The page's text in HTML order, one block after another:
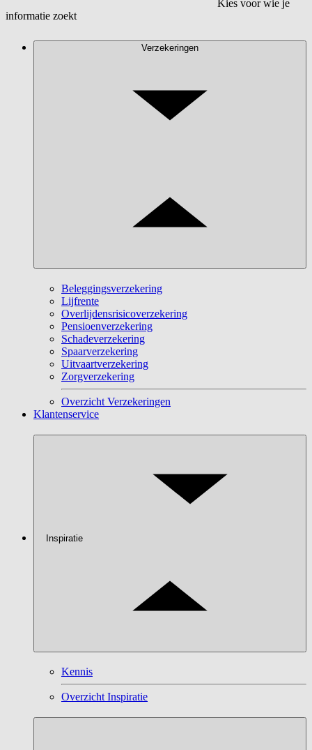
Kies voor wie je
informatie zoekt
Verzekeringen
Beleggingsverzekering
Lijfrente
Overlijdensrisicoverzekering
Pensioenverzekering
Schadeverzekering
Spaarverzekering
Uitvaartverzekering
Zorgverzekering
Overzicht Verzekeringen
Klantenservice
Inspiratie
Kennis
Overzicht Inspiratie